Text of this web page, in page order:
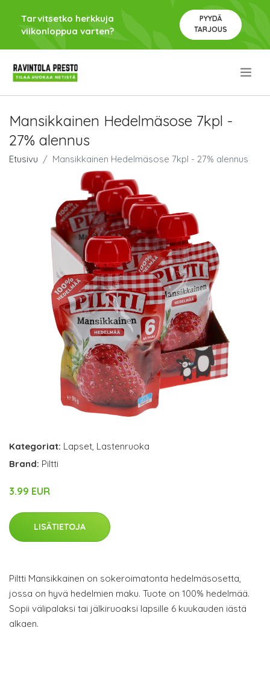
Tarvitsetko herkkuja
viikonloppua varten?
PYYDÄ
TARJOUS
Mansikkainen Hedelmäsose 7kpl -
27% alennus
Etusivu Mansikkainen Hedelmäsose 7kpl - 27% alennus
Kategoriat: Lapset, Lastenruoka
Brand: Piltti
3.99 EUR
LISÄTIETOJA
Piltti Mansikkainen on sokeroimatonta hedelmäsosetta,
jossa on hyvä hedelmien maku. Tuote on 100% hedelmää.
Sopii välipalaksi tai jälkiruoaksi lapsille 6 kuukauden iästä
alkaen.